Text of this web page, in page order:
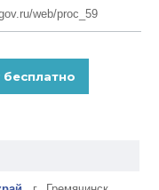
web/proc_59